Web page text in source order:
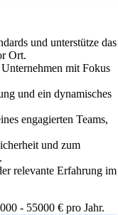
und unterstütze das
Ort.
mit Fokus
und ein dynamisches
engagierten Teams,
und zum
relevante Erfahrung im
- 55000 € pro Jahr.